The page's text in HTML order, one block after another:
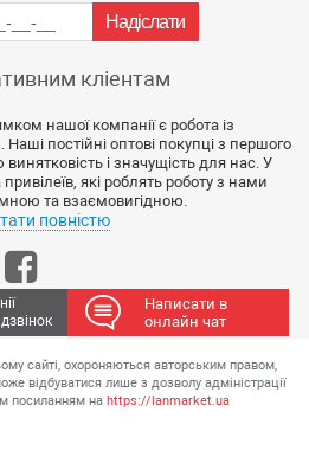
кліентам
нашої компанії є робота із
постійні оптові покупці з першого
і значущість для нас. У
які роблять роботу з нами
та взаємовигідною.
повністю
Написати в
онлайн чат
сайті, охороняються авторським правом,
відбуватися лише з дозволу адміністрації
посиланням на https://lanmarket.ua